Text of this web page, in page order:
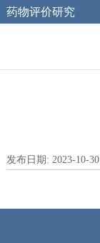
药物评价研究
发布日期: 2023-10-30